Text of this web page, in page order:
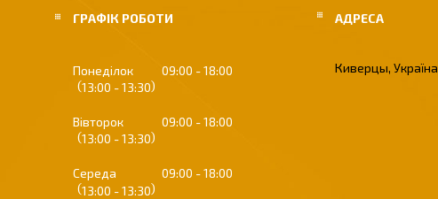
ГРАФІК РОБОТИ
Понеділок 09:00
18:00
13:00
13:30
Вівторок 09:00
18:00
13:00
13:30
Середа 09:00
18:00
13:00
13:30
Киверцы, Україна